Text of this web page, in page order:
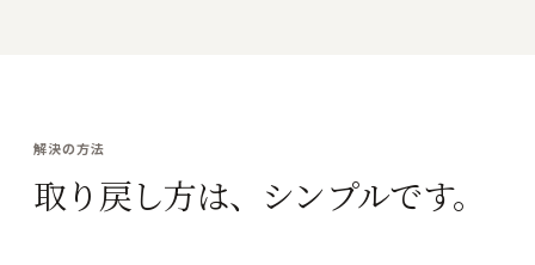
解決の方法
取り戻し方は、シンプルです。